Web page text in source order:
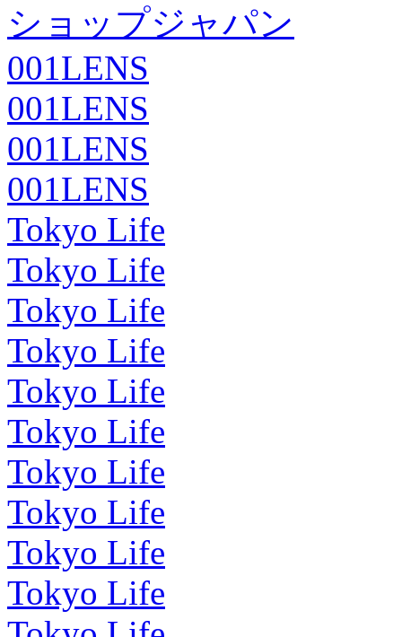
ショップジャパン
001LENS
001LENS
001LENS
001LENS
Tokyo Life
Tokyo Life
Tokyo Life
Tokyo Life
Tokyo Life
Tokyo Life
Tokyo Life
Tokyo Life
Tokyo Life
Tokyo Life